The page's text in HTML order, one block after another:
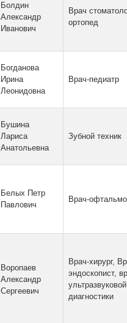
Болдин
Александр
Иванович
Врач
ортопед
Богданова
Ирина
Леонидовна
Врач-педиатр
Бушина
Лариса
Анатольевна
Зубной техник
Белых Петр
Павлович
Врач-
Воропаев
Александр
Сергеевич
Врач-хирург,
эндоскопист,
ультразвуковой
диагностики